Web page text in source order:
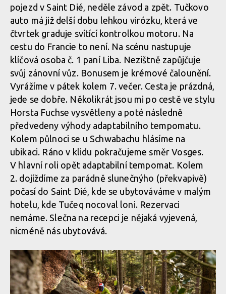
pojezd v Saint Dié, neděle závod a zpět. Tučkovo
auto má již delší dobu lehkou virózku, která ve
čtvrtek graduje svítící kontrolkou motoru. Na
cestu do Francie to není. Na scénu nastupuje
klíčová osoba č. 1 paní Liba. Nezištně zapůjčuje
svůj zánovní vůz. Bonusem je krémové čalounění.
Vyrážíme v pátek kolem 7. večer. Cesta je prázdná,
jede se dobře. Několikrát jsou mi po cestě ve stylu
Horsta Fuchse vysvětleny a poté následně
předvedeny výhody adaptabilního tempomatu.
Kolem půlnoci se u Schwabachu hlásíme na
ubikaci. Ráno v klidu pokračujeme směr Vosges.
V hlavní roli opět adaptabilní tempomat. Kolem
2. dojíždíme za parádně slunečnýho (překvapivě)
počasí do Saint Dié, kde se ubytováváme v malým
hotelu, kde Tučeq nocoval loni. Rezervaci
nemáme. Slečna na recepci je nějaká vyjevená,
nicméně nás ubytovává.